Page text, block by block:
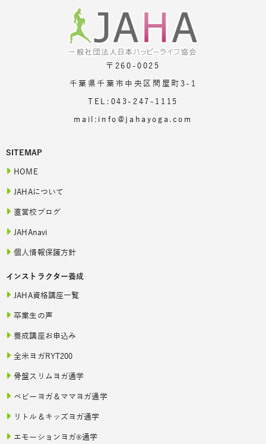
〒260-0025
千葉県千葉市中央区問屋町3-1
TEL:043-247-1115
mail:info@jahayoga.com
SITEMAP
HOME
JAHAについて
直営校ブログ
JAHAnavi
個人情報保護方針
インストラクター養成
JAHA資格講座一覧
卒業生の声
養成講座お申込み
全米ヨガRYT200
骨盤スリムヨガ通学
ベビーヨガ＆ママヨガ通学
リトル＆キッズヨガ通学
エモーションヨガ®通学